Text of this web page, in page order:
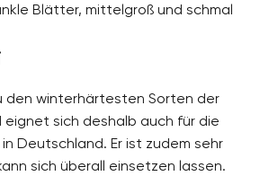
Blätter, mittelgroß und schmal
den winterhärtesten Sorten der
eignet sich deshalb auch für die
Deutschland. Er ist zudem sehr
sich überall einsetzen lassen.